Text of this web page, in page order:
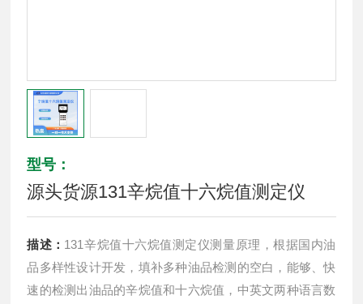
型号：
源头货源131辛烷值十六烷值测定仪
描述： 131辛烷值十六烷值测定仪测量原理，根据国内油
品多样性设计开发，填补多种油品检测的空白，能够、快
速的检测出油品的辛烷值和十六烷值，中英文两种语言数